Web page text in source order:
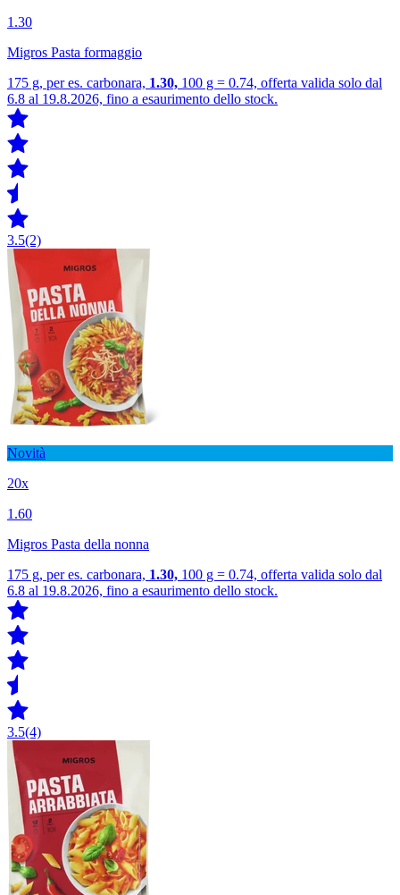
1.30
Migros Pasta formaggio
175 g, per es. carbonara, 1.30, 100 g = 0.74, offerta valida solo dal
6.8 al 19.8.2026, fino a esaurimento dello stock.
3.5(2)
Novità
20x
1.60
Migros Pasta della nonna
175 g, per es. carbonara, 1.30, 100 g = 0.74, offerta valida solo dal
6.8 al 19.8.2026, fino a esaurimento dello stock.
3.5(4)